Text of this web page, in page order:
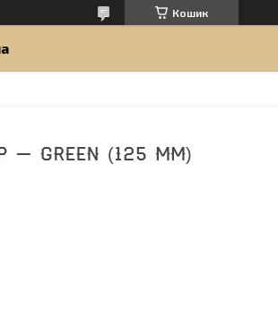
Кошик
— GREEN (125 ММ)